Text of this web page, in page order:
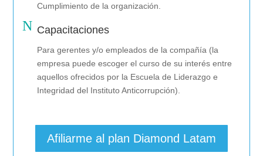
Cumplimiento de la organización.
N Capacitaciones
Para gerentes y/o empleados de la compañía (la
empresa puede escoger el curso de su interés entre
aquellos ofrecidos por la Escuela de Liderazgo e
Integridad del Instituto Anticorrupción).
Afiliarme al plan Diamond Latam